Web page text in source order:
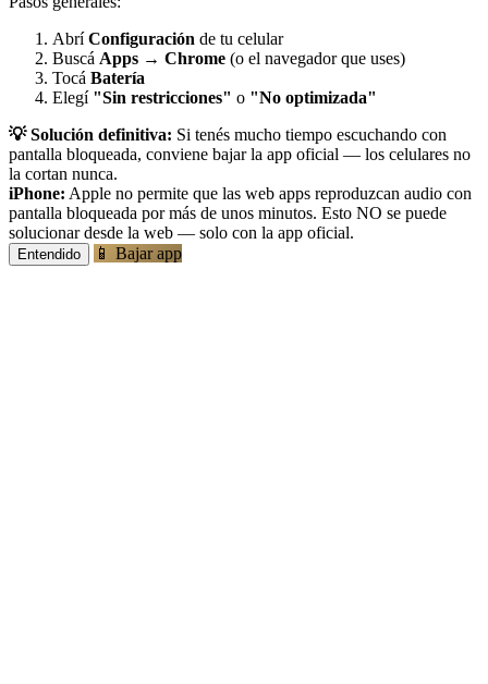
AbríConfiguración de tu celular
Buscá Apps → Chrome (o el navegador que uses)
Tocá Batería
Elegí "Sin restricciones" o "No optimizada"
💡 Solución definitiva: Si tenés mucho tiempo escuchando con
pantalla bloqueada, conviene bajar la app oficial — los celulares no
la cortan nunca.
iPhone: Apple no permite que las web apps reproduzcan audio con
pantalla bloqueada por más de unos minutos. Esto NO se puede
solucionar desde la web — solo con la app oficial.
Entendido 📱 Bajar app